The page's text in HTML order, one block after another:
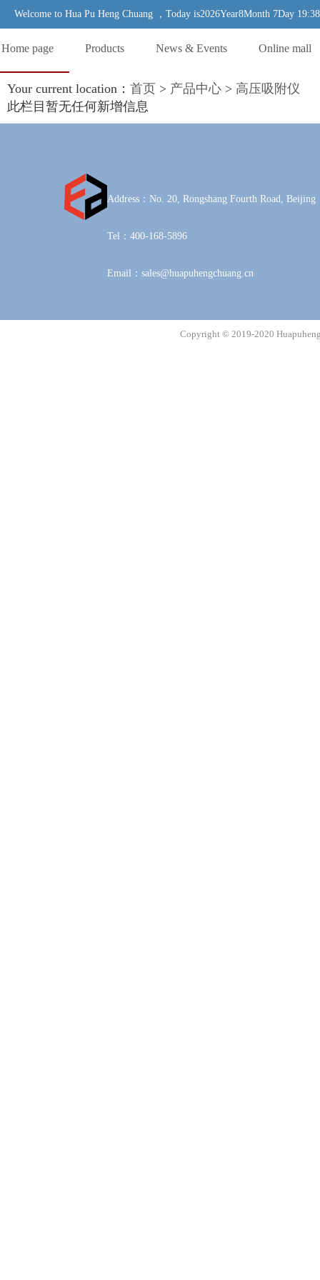
Welcome to Hua Pu Heng Chuang ，Today is2026Year8Month 7Day
Home page Products News & Events Online mall
Your current location： 首页 > 产品中心 > 高压吸附仪
此栏目暂无任何新增信息
Address：No. 20, Rongshang Fourth Road, Beijing
Tel：400-168-5896
Email：sales@huapuhengchuang.cn
Copyright © 2019-2020